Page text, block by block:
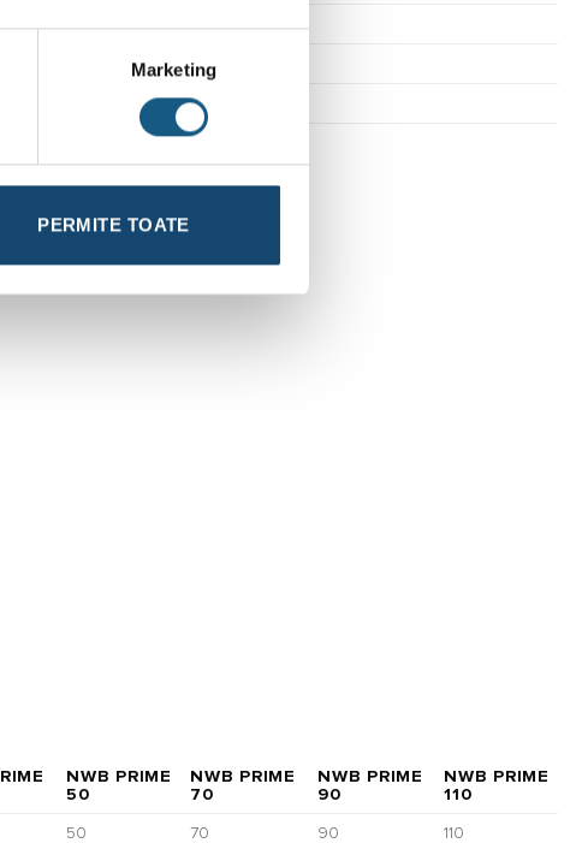
Marketing
PERMITE TOATE
490 x 310
NWB PRIME
50
NWB PRIME
70
NWB PRIME
90
NWB PRIME
110
50 70 90 110